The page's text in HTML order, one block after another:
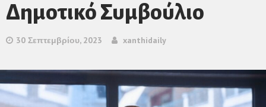
Δημοτικό Συμβούλιο
30 Σεπτεμβρίου, 2023 xanthidaily